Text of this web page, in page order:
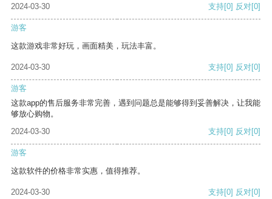
2024-03-30 支持[0] 反对[0]
游客
这款游戏非常好玩，画面精美，玩法丰富。
2024-03-30 支持[0] 反对[0]
游客
这款app的售后服务非常完善，遇到问题总是能够得到妥善解决，让我能
够放心购物。
2024-03-30
支持[0] 反对[0]
游客
这款软件的价格非常实惠，值得推荐。
2024-03-30 支持[0] 反对[0]